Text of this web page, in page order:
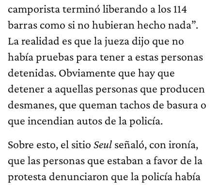
camporista terminó liberando a los 114
barras como si no hubieran hecho nada”.
La realidad es que la jueza dijo que no
había pruebas para tener a estas personas
detenidas. Obviamente que hay que
detener a aquellas personas que producen
desmanes, que queman tachos de basura o
que incendian autos de la policía.
Sobre esto, el sitio Seul señaló, con ironía,
que las personas que estaban a favor de la
protesta denunciaron que la policía había